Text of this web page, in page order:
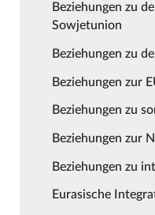
Beziehungen zu
Sowjetunion
Beziehungen zu
Beziehungen zur
Beziehungen zu
Beziehungen zur
Beziehungen zu
Eurasische